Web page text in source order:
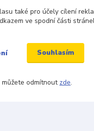
Kde nás
Jabloňová 2929/30
106 00 Praha 10
(na této adrese není
také pro účely cílení
ve spodní části
Souhlasím
odmítnout zde.